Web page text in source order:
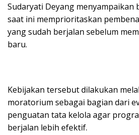
Sudaryati Deyang menyampaikan
saat ini memprioritaskan
yang sudah berjalan sebelum
baru.
Kebijakan tersebut dilakukan
moratorium sebagai bagian dari
penguatan tata kelola agar
berjalan lebih efektif.